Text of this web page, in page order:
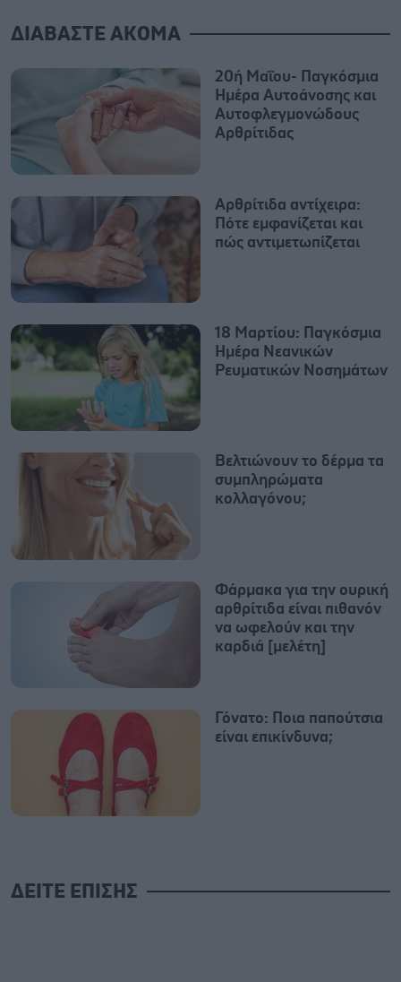
ΔΙΑΒΑΣΤΕ ΑΚΟΜΑ
20ή Μαΐου- Παγκόσμια
Ημέρα Αυτοάνοσης και
Αυτοφλεγμονώδους
Αρθρίτιδας
Αρθρίτιδα αντίχειρα:
Πότε εμφανίζεται και
πώς αντιμετωπίζεται
18 Μαρτίου: Παγκόσμια
Ημέρα Νεανικών
Ρευματικών Νοσημάτων
Βελτιώνουν το δέρμα τα
συμπληρώματα
κολλαγόνου;
Φάρμακα για την ουρική
αρθρίτιδα είναι πιθανόν
να ωφελούν και την
καρδιά [μελέτη]
Γόνατο: Ποια παπούτσια
είναι επικίνδυνα;
ΔΕΙΤΕ ΕΠΙΣΗΣ